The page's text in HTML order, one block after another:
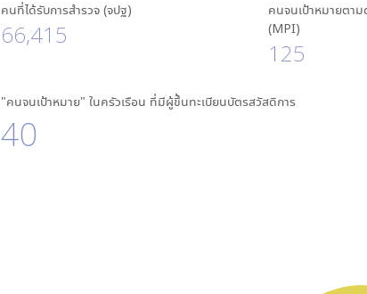
คนที่ได้รับการสำรวจ (จปฐ)
66,415
คนจนเป้าหมายตา
(MPI)
125
"คนจนเป้าหมาย" ในครัวเรือน ที่มีผู้ขึ้นทะเบียนบัตรสวัสดิการ
40